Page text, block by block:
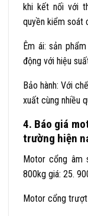
khi kết nối với
quyền kiểm soát
Êm ái: sản
động với hiệu
Bảo hành: Với
xuất cùng nhiều
4. Báo giá
trường hiện
Motor cổng âm
800kg giá: 25.
Motor cổng trượt